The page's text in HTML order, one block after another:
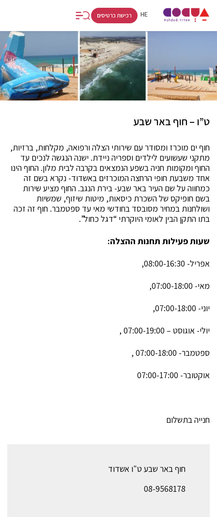
HE
RU
רכישת כרטיסים
ט”ו – חוף באר שבע
חוף ים מוכרז ומסודר עם שירותי הצלה ורפואה, מקלחות, ברזיות,
מתקני שעשועים לילדים וספריה ניידת. ישנה הנגשה לנכים עד
החוף ומקומות חניה בשפע הנמצאים בקרבה לבית מלון. החוף הינו
אחד משבעת חופי הרחצה המוכרזים באשדוד- נקרא בשם זה
כמחווה על שם העיר באר שבע- בירת הנגב. החוף מציע שירות
בשם חופיקס של השכרת כיסאות, מיטות שיזוף, שמשיות
ושולחנות במחיר מסובסד בחודשי מאי עד ספטמבר. חוף זה זכה
בתו התקן הבין לאומי היוקרתי “דגל כחול”.
שעות פעילות תחנות ההצלה:
אפריל- 08:00-16:30,
מאי- 07:00-18:00,
יוני- 07:00-18:00,
יולי- אוגוסט – 07:00-19:00 ,
ספטמבר- 07:00-18:00 ,
אוקטובר- 07:00-17:00
חנייה בתשלום
חוף באר שבע ט"ו אשדוד
08-9568178